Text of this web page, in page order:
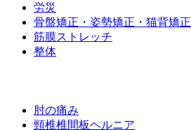
労災
骨盤矯正・姿勢矯正・猫背矯正
筋膜ストレッチ
整体
肘の痛み
頸椎椎間板ヘルニア